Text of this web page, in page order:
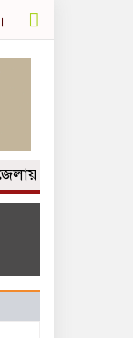
বিশেষ অভিযান